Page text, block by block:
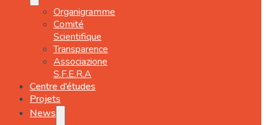
Organigramme
Comité
Scientifique
Transparence
Associazione
S.F.E.R.A
Centre d’études
Projets
News